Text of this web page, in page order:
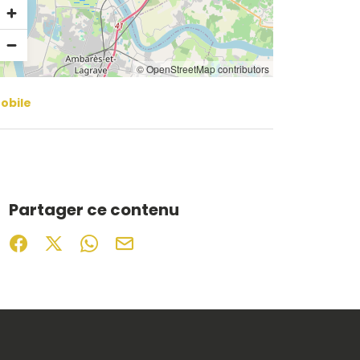
© OpenStreetMap contributors
Partager ce contenu
Partager sur Facebook (nouvelle fenêtre)
Partager sur X / Twitter (nouvelle fenêtre)
Partager sur WhatsApp
Partager par mail